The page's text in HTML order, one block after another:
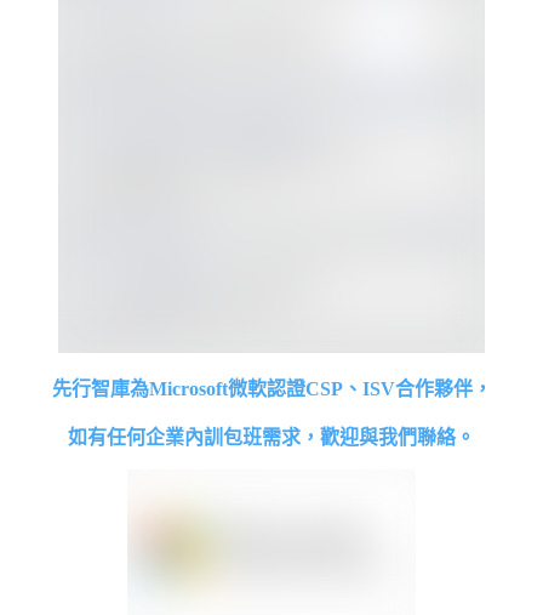
先行智庫為Microsoft微軟認證CSP、ISV合作夥伴，
如有任何企業內訓包班需求，歡迎與我們聯絡。